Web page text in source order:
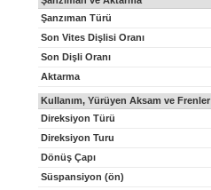
Şanzıman Türü
Son Vites Dişlisi Oranı
Son Dişli Oranı
Aktarma
Kullanım, Yürüyen Aksam ve Frenler
Direksiyon Türü
Direksiyon Turu
Dönüş Çapı
Süspansiyon (ön)